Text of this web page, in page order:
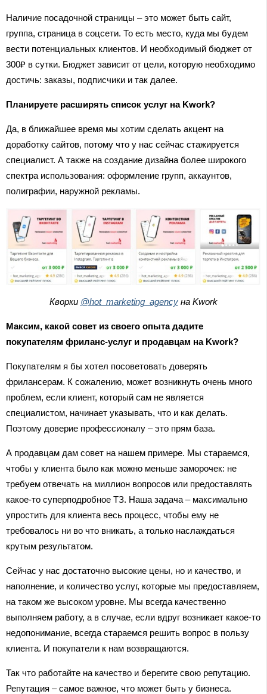
Наличие посадочной страницы – это может быть сайт,
группа, страница в соцсети. То есть место, куда мы будем
вести потенциальных клиентов. И необходимый бюджет от
300₽ в сутки. Бюджет зависит от цели, которую необходимо
достичь: заказы, подписчики и так далее.
Планируете расширять список услуг на Kwork?
Да, в ближайшее время мы хотим сделать акцент на
доработку сайтов, потому что у нас сейчас стажируется
специалист. А также на создание дизайна более широкого
спектра использования: оформление групп, аккаунтов,
полиграфии, наружной рекламы.
Кворки @hot_marketing_agencyна Kwork
Максим, какой совет из своего опыта дадите
покупателям фриланс-услуг и продавцам на Kwork?
Покупателям я бы хотел посоветовать доверять
фрилансерам. К сожалению, может возникнуть очень много
проблем, если клиент, который сам не является
специалистом, начинает указывать, что и как делать.
Поэтому доверие профессионалу – это прям база.
А продавцам дам совет на нашем примере. Мы стараемся,
чтобы у клиента было как можно меньше заморочек: не
требуем отвечать на миллион вопросов или предоставлять
какое-то суперподробное ТЗ. Наша задача – максимально
упростить для клиента весь процесс, чтобы ему не
требовалось ни во что вникать, а только наслаждаться
крутым результатом.
Сейчас у нас достаточно высокие цены, но и качество, и
наполнение, и количество услуг, которые мы предоставляем,
на таком же высоком уровне. Мы всегда качественно
выполняем работу, а в случае, если вдруг возникает какое-то
недопонимание, всегда стараемся решить вопрос в пользу
клиента. И покупатели к нам возвращаются.
Так что работайте на качество и берегите свою репутацию.
Репутация – самое важное, что может быть у бизнеса.